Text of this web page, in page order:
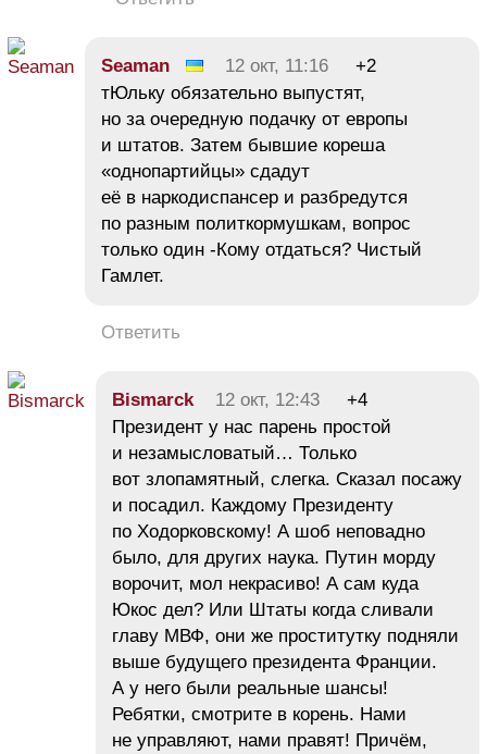
Seaman 12 окт, 11:16
+2
тЮльку обязательно выпустят,
но за очередную подачку от европы
и штатов. Затем бывшие кореша
«однопартийцы» сдадут
её в наркодиспансер и разбредутся
по разным политкормушкам, вопрос
только один -Кому отдаться? Чистый
Гамлет.
Ответить
Bismarck 12 окт, 12:43
+4
Президент у нас парень простой
и незамысловатый… Только
вот злопамятный, слегка. Сказал посажу
и посадил. Каждому Президенту
по Ходорковскому! А шоб неповадно
было, для других наука. Путин морду
ворочит, мол некрасиво! А сам куда
Юкос дел? Или Штаты когда сливали
главу МВФ, они же проститутку подняли
выше будущего президента Франции.
А у него были реальные шансы!
Ребятки, смотрите в корень. Нами
не управляют, нами правят! Причём,